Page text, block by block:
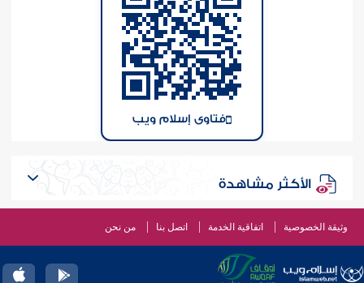
فتاوى إسلام ويب
الأكثر مشاهدة
وثيقة الخصوصية اتفاقية الخدمة اتصل بنا من نحن